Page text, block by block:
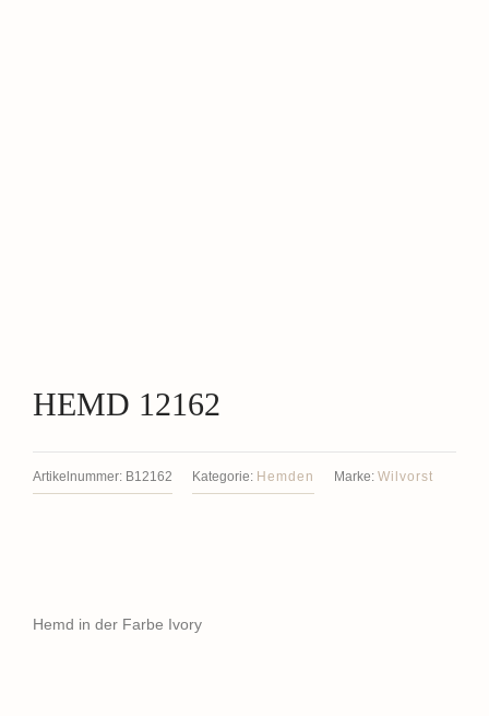
HEMD 12162
Artikelnummer: B12162 Kategorie: Hemden Marke: Wilvorst
Hemd in der Farbe Ivory